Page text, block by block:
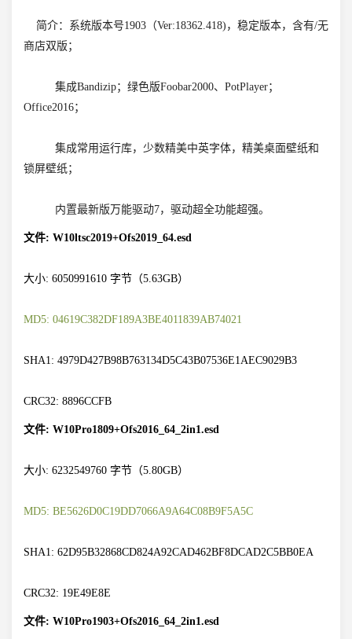
简介：系统版本号1903（Ver:18362.418)，稳定版本，含有/无
商店双版；
集成Bandizip；绿色版Foobar2000、PotPlayer；
Office2016；
集成常用运行库，少数精美中英字体，精美桌面壁纸和
锁屏壁纸；
内置最新版万能驱动7，驱动超全功能超强。
文件: W10ltsc2019+Ofs2019_64.esd
大小: 6050991610 字节（5.63GB）
MD5: 04619C382DF189A3BE4011839AB74021
SHA1: 4979D427B98B763134D5C43B07536E1AEC9029B3
CRC32: 8896CCFB
文件: W10Pro1809+Ofs2016_64_2in1.esd
大小: 6232549760 字节（5.80GB）
MD5: BE5626D0C19DD7066A9A64C08B9F5A5C
SHA1: 62D95B32868CD824A92CAD462BF8DCAD2C5BB0EA
CRC32: 19E49E8E
文件: W10Pro1903+Ofs2016_64_2in1.esd